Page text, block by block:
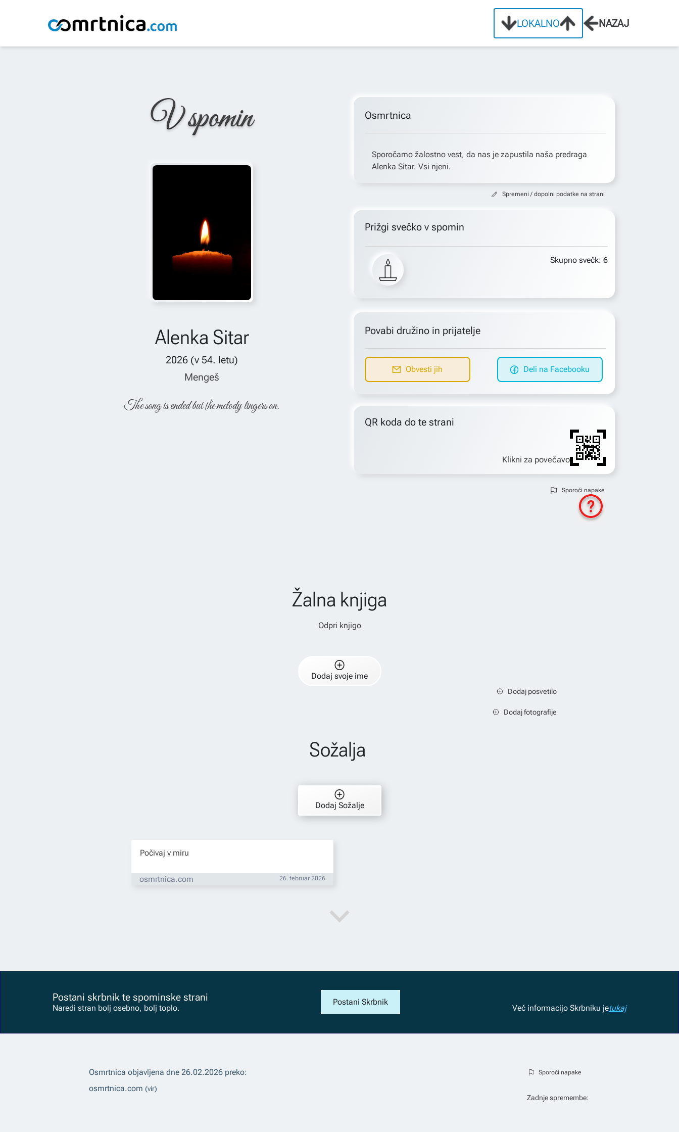
LOKALNO NAZAJ
Osmrtnice / Alenka Sitar
V spomin
Alenka Sitar
2026 (v 54. letu)
Mengeš
The song is ended but the melody lingers on.
Osmrtnica
Sporočamo žalostno vest, da nas je zapustila naša predraga
Alenka Sitar. Vsi njeni.
Spremeni / dopolni podatke na strani
Prižgi svečko v spomin
Skupno svečk: 6
Povabi družino in prijatelje
Obvesti jih Deli na Facebooku
QR koda do te strani
Klikni za povečavo
Sporoči napake
Žalna knjiga
Odpri knjigo
Dodaj svoje ime
Dodaj posvetilo
Dodaj fotografije
Sožalja
Dodaj Sožalje
Počivaj v miru
osmrtnica.com 26. februar 2026
Postani skrbnik te spominske strani
Naredi stran bolj osebno, bolj toplo.
Postani Skrbnik
Več informacijo Skrbniku jetukaj
Osmrtnica objavljena dne 26.02.2026 preko:
osmrtnica.com (vir)
Sporoči napake
Zadnje spremembe: